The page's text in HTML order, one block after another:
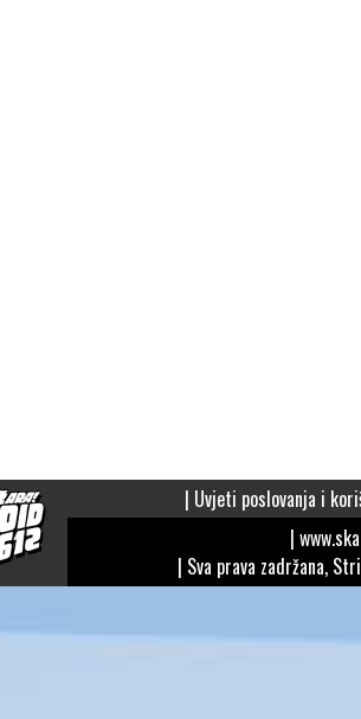
| Uvjeti poslovanja i
|
| Sva prava zadržana,